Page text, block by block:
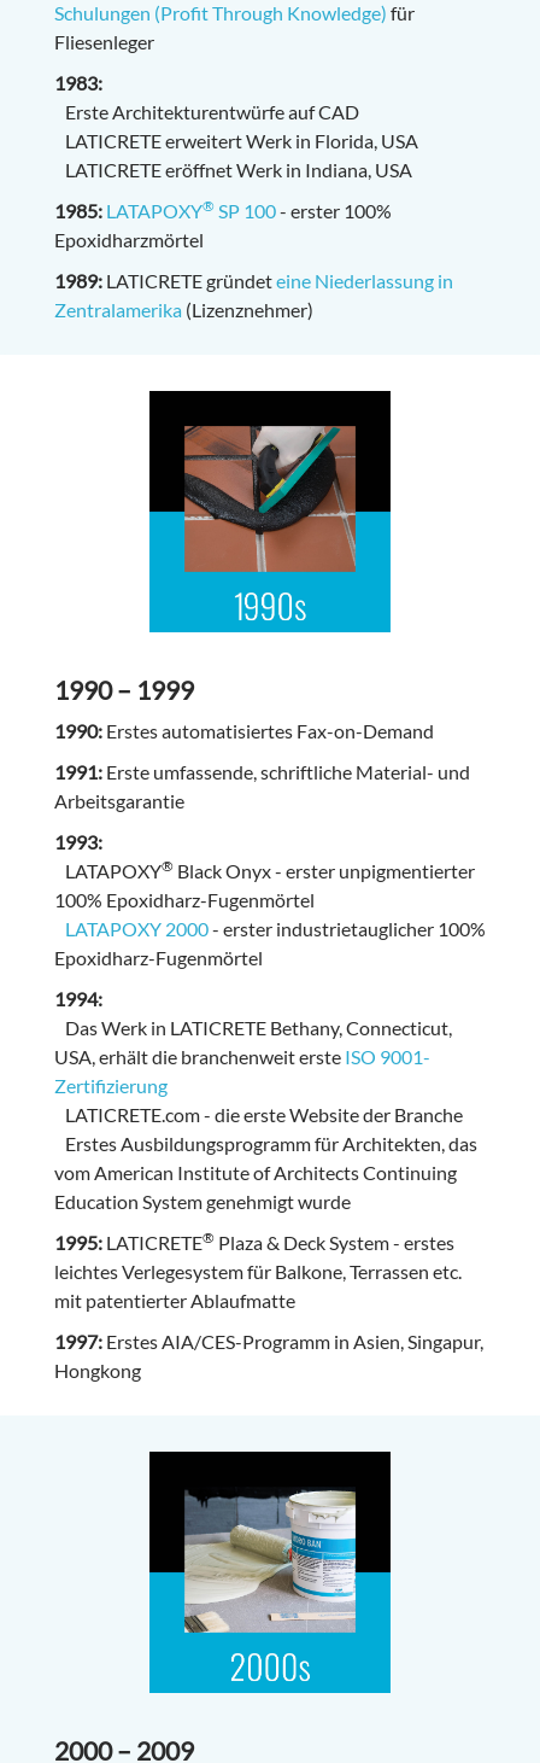
Schulungen (Profit Through Knowledge) für
Fliesenleger
1983:
Erste Architekturentwürfe auf CAD
LATICRETE erweitert Werk in Florida, USA
LATICRETE eröffnet Werk in Indiana, USA
1985: LATAPOXY® SP 100- erster 100%
Epoxidharzmörtel
1989:LATICRETE gründeteine Niederlassung in
Zentralamerika(Lizenznehmer)
1990 – 1999
1990:Erstes automatisiertes Fax-on-Demand
1991: Erste umfassende, schriftliche Material- und
Arbeitsgarantie
1993:
LATAPOXY® Black Onyx - erster unpigmentierter
100% Epoxidharz-Fugenmörtel
LATAPOXY 2000- erster industrietauglicher 100%
Epoxidharz-Fugenmörtel
1994:
Das Werk in LATICRETE Bethany, Connecticut,
USA, erhält die branchenweit erste ISO 9001-
Zertifizierung
LATICRETE.com - die erste Website der Branche
Erstes Ausbildungsprogramm für Architekten, das
vom American Institute of Architects Continuing
Education System genehmigt wurde
1995:LATICRETE® Plaza & Deck System - erstes
leichtes Verlegesystem für Balkone, Terrassen etc.
mit patentierter Ablaufmatte
1997:Erstes AIA/CES-Programm in Asien, Singapur,
Hongkong
2000 – 2009